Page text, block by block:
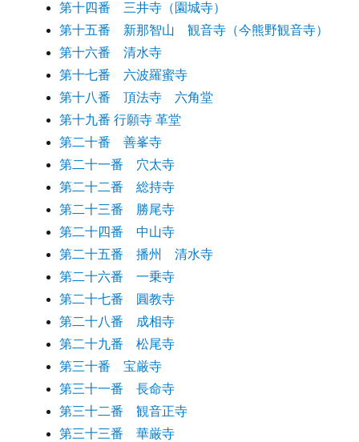
第十四番 三井寺（園城寺）
第十五番 新那智山 観音寺（今熊野観音寺）
第十六番 清水寺
第十七番 六波羅蜜寺
第十八番 頂法寺 六角堂
第十九番 行願寺 革堂
第二十番 善峯寺
第二十一番 穴太寺
第二十二番 総持寺
第二十三番 勝尾寺
第二十四番 中山寺
第二十五番 播州 清水寺
第二十六番 一乗寺
第二十七番 圓教寺
第二十八番 成相寺
第二十九番 松尾寺
第三十番 宝厳寺
第三十一番 長命寺
第三十二番 観音正寺
第三十三番 華厳寺